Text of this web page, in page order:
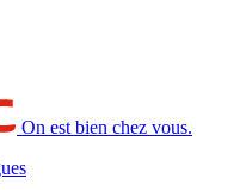
On est bien chez vous.